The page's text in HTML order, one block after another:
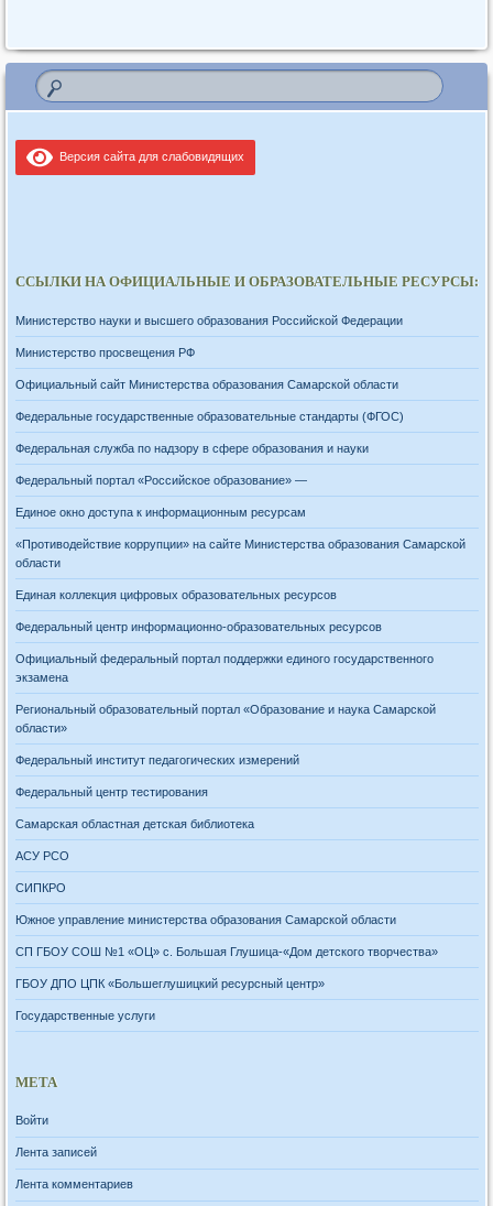
Версия сайта для слабовидящих
ССЫЛКИ НА ОФИЦИАЛЬНЫЕ И ОБРАЗОВАТЕЛЬНЫЕ РЕСУРСЫ:
Министерство науки и высшего образования Российской Федерации
Министерство просвещения РФ
Официальный сайт Министерства образования Самарской области
Федеральные государственные образовательные стандарты (ФГОС)
Федеральная служба по надзору в сфере образования и науки
Федеральный портал «Российское образование» —
Единое окно доступа к информационным ресурсам
«Противодействие коррупции» на сайте Министерства образования Самарской
области
Единая коллекция цифровых образовательных ресурсов
Федеральный центр информационно-образовательных ресурсов
Официальный федеральный портал поддержки единого государственного
экзамена
Региональный образовательный портал «Образование и наука Самарской
области»
Федеральный институт педагогических измерений
Федеральный центр тестирования
Самарская областная детская библиотека
АСУ РСО
СИПКРО
Южное управление министерства образования Самарской области
СП ГБОУ СОШ №1 «ОЦ» с. Большая Глушица-«Дом детского творчества»
ГБОУ ДПО ЦПК «Большеглушицкий ресурсный центр»
Государственные услуги
МЕТА
Войти
Лента записей
Лента комментариев